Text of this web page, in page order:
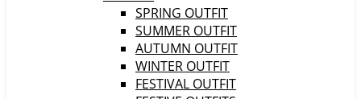
SPRING OUTFIT
SUMMER OUTFIT
AUTUMN OUTFIT
WINTER OUTFIT
FESTIVAL OUTFIT